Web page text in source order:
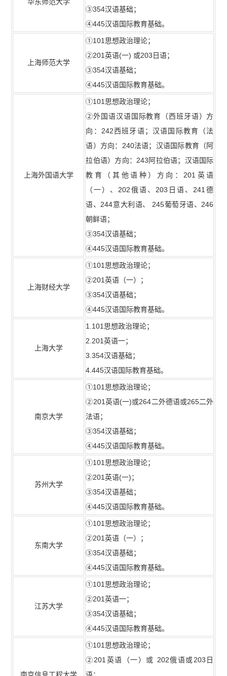
③354汉语基础；
④445汉语国际教育基础。
上海师范大学
①101思想政治理论；
②201英语(一) 或203日语；
③354汉语基础；
④445汉语国际教育基础。
上海外国语大学
①101思想政治理论；
②外国语汉语国际教育（西班牙语）方
向：242西班牙语；汉语国际教育（法
语）方向：240法语；汉语国际教育（阿
拉伯语）方向：243阿拉伯语；汉语国际
教育（其他语种）方向：201英语
（一）、202俄语、203日语、241德
语、244意大利语、 245葡萄牙语、246
朝鲜语；
③354汉语基础；
④445汉语国际教育基础。
上海财经大学
①101思想政治理论；
②201英语（一）；
③354汉语基础；
④445汉语国际教育基础。
上海大学
1.101思想政治理论；
2.201英语一；
3.354汉语基础；
4.445汉语国际教育基础。
南京大学
①101思想政治理论；
②201英语(一)或264二外德语或265二外
法语；
③354汉语基础；
④445汉语国际教育基础。
苏州大学
①101思想政治理论；
②201英语(一)；
③354汉语基础；
④445汉语国际教育基础。
东南大学
①101思想政治理论；
②201英语（一）；
③354汉语基础；
④445汉语国际教育基础。
江苏大学
①101思想政治理论；
②201英语一；
③354汉语基础；
④445汉语国际教育基础。
南京信息工程大学
①101思想政治理论；
②201英语（一）或 202俄语或203日
语；